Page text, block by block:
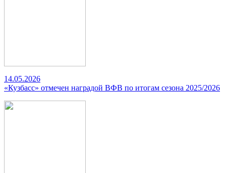
14.05.2026
«Кузбасс» отмечен наградой ВФВ по итогам сезона 2025/2026